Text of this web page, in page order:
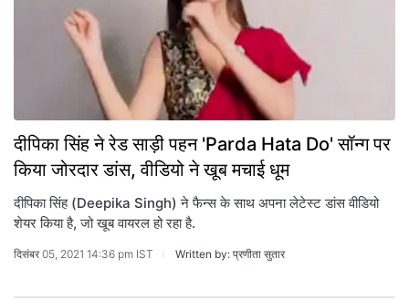
दीपिका सिंह ने रेड साड़ी पहन 'Parda Hata Do' सॉन्ग पर
किया जोरदार डांस, वीडियो ने खूब मचाई धूम
दीपिका सिंह (Deepika Singh) ने फैन्स के साथ अपना लेटेस्ट डांस वीडियो
शेयर किया है, जो खूब वायरल हो रहा है.
दिसंबर 05, 2021 14:36 pm IST Written by: प्रणीता सुतार